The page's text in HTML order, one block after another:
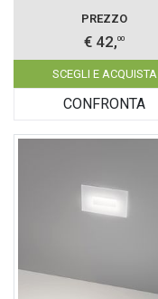
PREZZO
€ 42,00
SCEGLI E ACQUISTA
CONFRONTA